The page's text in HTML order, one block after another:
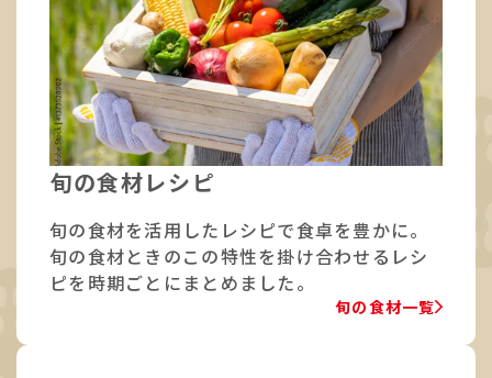
旬の食材レシピ
旬の食材を活用したレシピで食卓を豊かに。
旬の食材ときのこの特性を掛け合わせるレシ
ピを時期ごとにまとめました。
旬の食材一覧